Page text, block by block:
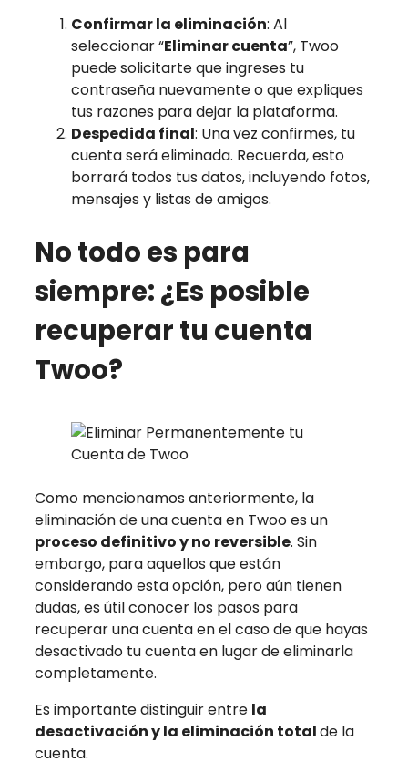
Confirmar la eliminación: Al
seleccionar “Eliminar cuenta”, Twoo
puede solicitarte que ingreses tu
contraseña nuevamente o que expliques
tus razones para dejar la plataforma.
Despedida final: Una vez confirmes, tu
cuenta será eliminada. Recuerda, esto
borrará todos tus datos, incluyendo fotos,
mensajes y listas de amigos.
No todo es para
siempre: ¿Es posible
recuperar tu cuenta
Twoo?
Como mencionamos anteriormente, la
eliminación de una cuenta en Twoo es un
proceso definitivo y no reversible. Sin
embargo, para aquellos que están
considerando esta opción, pero aún tienen
dudas, es útil conocer los pasos para
recuperar una cuenta en el caso de que hayas
desactivado tu cuenta en lugar de eliminarla
completamente.
Es importante distinguir entre la
desactivación y la eliminación totalde la
cuenta.